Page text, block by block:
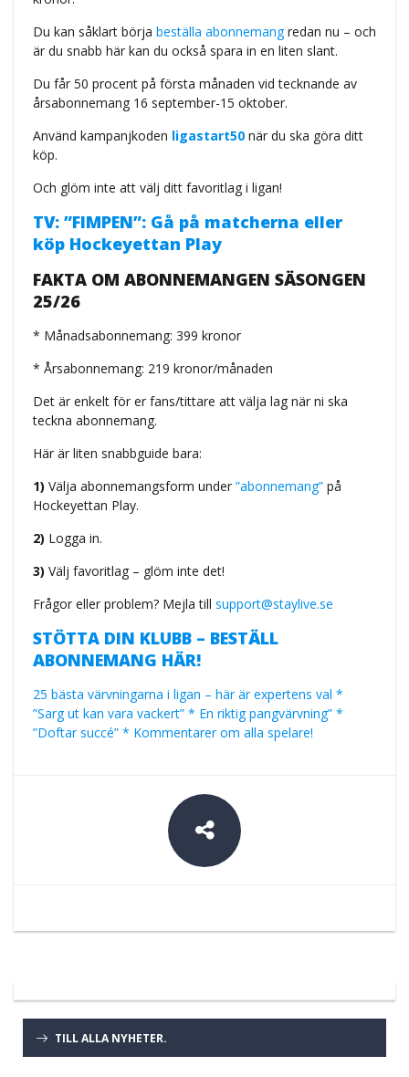
Du kan såklart börja beställa abonnemangredan nu – och
är du snabb här kan du också spara in en liten slant.
Du får 50 procent på första månaden vid tecknande av
årsabonnemang 16 september-15 oktober.
Använd kampanjkoden ligastart50när du ska göra ditt
köp.
Och glöm inte att välj ditt favoritlag i ligan!
TV: ”FIMPEN”: Gå på matcherna eller
köp Hockeyettan Play
FAKTA OM ABONNEMANGEN SÄSONGEN
25/26
* Månadsabonnemang: 399 kronor
* Årsabonnemang: 219 kronor/månaden
Det är enkelt för er fans/tittare att välja lag när ni ska
teckna abonnemang.
Här är liten snabbguide bara:
1) Välja abonnemangsform under ”abonnemang”på
Hockeyettan Play.
2) Logga in.
3) Välj favoritlag – glöm inte det!
Frågor eller problem? Mejla till support@staylive.se
STÖTTA DIN KLUBB – BESTÄLL
ABONNEMANG HÄR!
25 bästa värvningarna i ligan – här är expertens val *
”Sarg ut kan vara vackert” * En riktig pangvärvning” *
”Doftar succé” * Kommentarer om alla spelare!
TILL ALLA NYHETER.